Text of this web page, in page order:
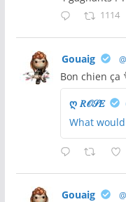
1114
Gouaig
Bon chien ça
ღ 𝑅𝒪𝒮𝐸
What
Gouaig